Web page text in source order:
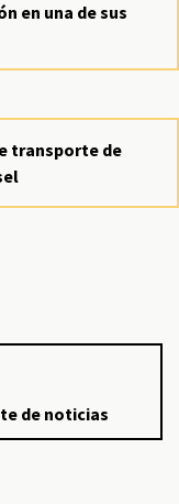
en una de sus
transporte de
de noticias